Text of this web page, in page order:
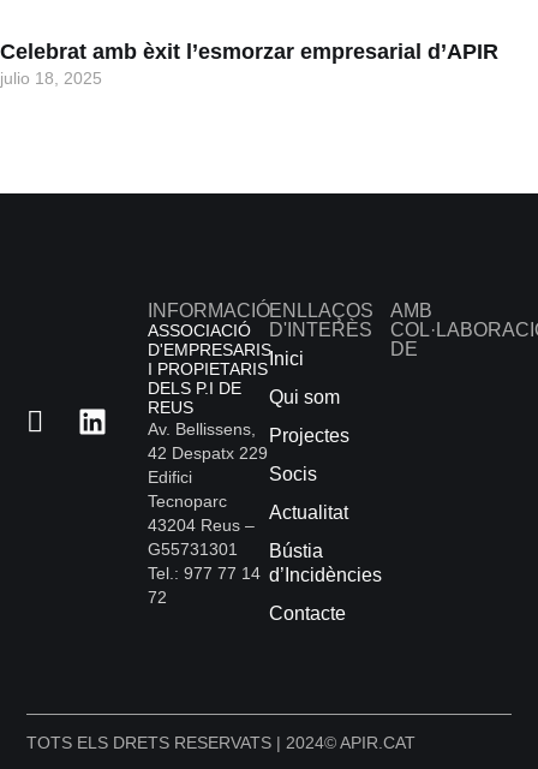
Celebrat amb èxit l’esmorzar empresarial d’APIR
julio 18, 2025
INFORMACIÓ
ASSOCIACIÓ
D'EMPRESARIS
I PROPIETARIS
DELS P.I DE
REUS
Av. Bellissens,
42 Despatx 229
Edifici
Tecnoparc
43204 Reus –
G55731301
Tel.: 977 77 14
72
ENLLAÇOS
D'INTERÈS
Inici
Qui som
Projectes
Socis
Actualitat
Bústia
d’Incidències
Contacte
AMB
DE
TOTS ELS DRETS RESERVATS | 2024© APIR.CAT